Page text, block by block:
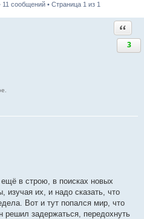
11 сообщений • Страница 1 из 1
3
в строю, в поисках новых
изучая их, и надо сказать, что
Вот и тут попался мир, что
решил задержаться, передохнуть